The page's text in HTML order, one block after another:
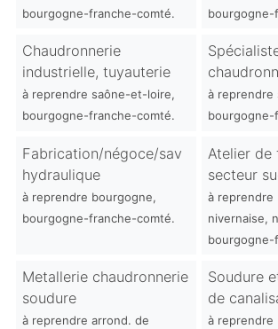
bourgogne-franche-comté.
bourgogne-
Chaudronnerie
industrielle, tuyauterie
à reprendre saône-et-loire,
bourgogne-franche-comté.
à reprendre
bourgogne-
Fabrication/négoce/sav
hydraulique
à reprendre bourgogne,
bourgogne-franche-comté.
Atelier de
secteur
à reprendre
nivernaise,
bourgogne-
Metallerie chaudronnerie
soudure
à reprendre arrond. de
Soudure
de
à reprendre